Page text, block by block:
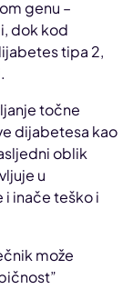
genu –
dok kod
tipa 2,
točne
dijabetesa kao
oblik
u
i inače teško i
može